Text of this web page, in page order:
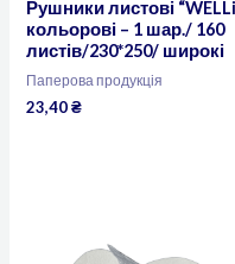
Рушники листові
кольорові – 1 шар./ 160
листів/230*250/ широкі
Паперова продукція
23,40₴